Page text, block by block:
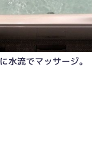
水流でマッサージ。